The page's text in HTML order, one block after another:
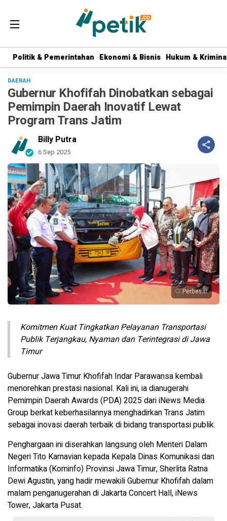
Politik & Pemerintahan Ekonomi & Bisnis Hukum &
Politik & Pemerintahan Ekonomi & Bisnis Hukum &
DAERAH
Gubernur Khofifah Dinobatkan sebagai
Pemimpin Daerah Inovatif Lewat
Program Trans Jatim
Billy Putra
6 Sep 2025
Perbesar
Komitmen Kuat Tingkatkan Pelayanan Transportasi
Publik Terjangkau, Nyaman dan Terintegrasi di Jawa
Timur
Gubernur Jawa Timur Khofifah Indar Parawansa kembali
menorehkan prestasi nasional. Kali ini, ia dianugerahi
Pemimpin Daerah Awards (PDA) 2025 dari iNews Media
Group berkat keberhasilannya menghadirkan Trans Jatim
sebagai inovasi daerah terbaik di bidang transportasi publik.
Penghargaan ini diserahkan langsung oleh Menteri Dalam
Negeri Tito Karnavian kepada Kepala Dinas Komunikasi dan
Informatika (Kominfo) Provinsi Jawa Timur, Sherlita Ratna
Dewi Agustin, yang hadir mewakili Gubernur Khofifah dalam
malam penganugerahan di Jakarta Concert Hall, iNews
Tower, Jakarta Pusat.